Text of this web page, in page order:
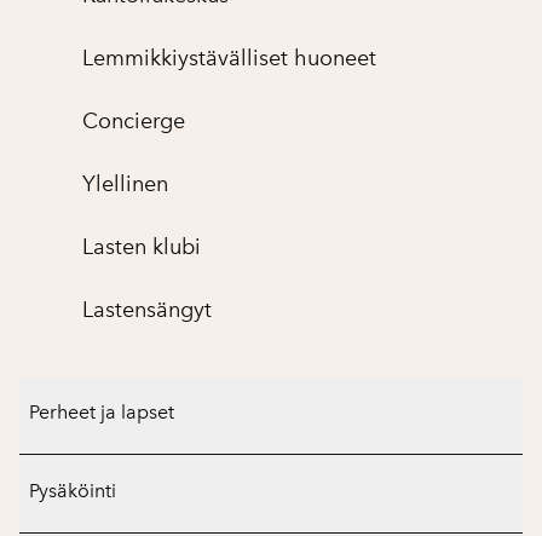
Lemmikkiystävälliset huoneet
Concierge
Ylellinen
Lasten klubi
Lastensängyt
Perheet ja lapset
Pysäköinti